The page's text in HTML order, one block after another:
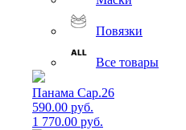
Повязки
Все товары
Панама Cap.26
590.00 руб.
1 770.00 руб.